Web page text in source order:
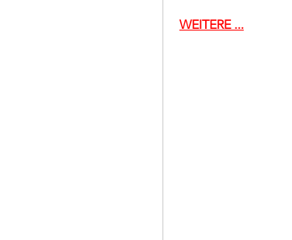
WEITERE ...